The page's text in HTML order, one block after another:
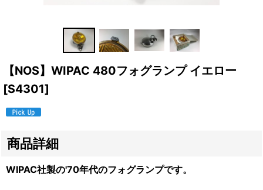
【NOS】WIPAC 480フォグランプ イエロー
[S4301]
商品詳細
WIPAC社製の'70年代のフォグランプです。